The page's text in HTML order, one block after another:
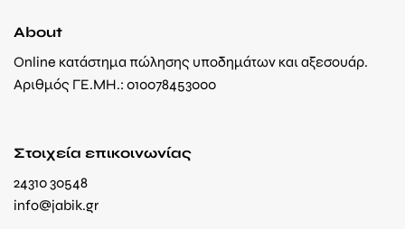
About
Online κατάστημα πώλησης υποδημάτων και αξεσουάρ.
Αριθμός ΓΕ.ΜΗ.: 010078453000
Στοιχεία επικοινωνίας
24310 30548
info@jabik.gr